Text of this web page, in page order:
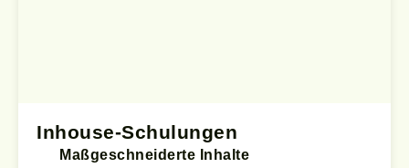
Inhouse-Schulungen
Maßgeschneiderte Inhalte